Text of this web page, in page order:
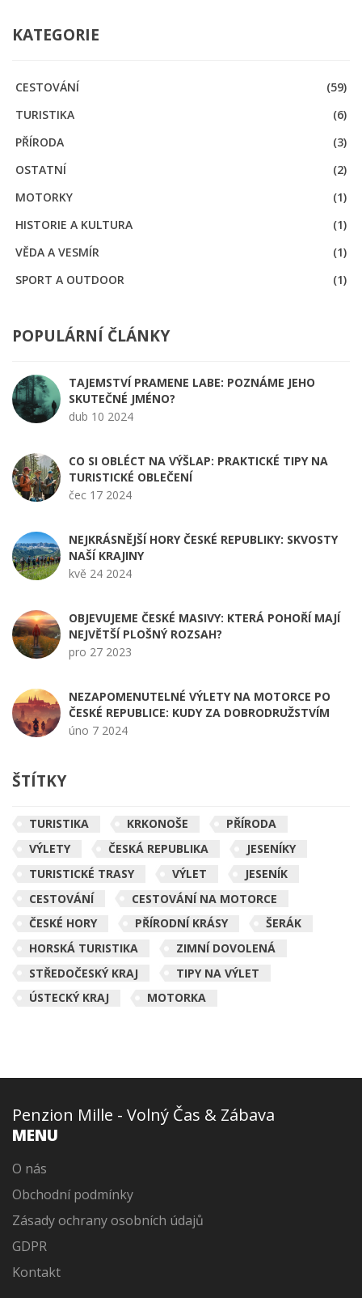
KATEGORIE
CESTOVÁNÍ
(59)
TURISTIKA
(6)
PŘÍRODA
(3)
OSTATNÍ
(2)
MOTORKY
(1)
HISTORIE A KULTURA
(1)
VĚDA A VESMÍR
(1)
SPORT A OUTDOOR
(1)
POPULÁRNÍ ČLÁNKY
TAJEMSTVÍ PRAMENE LABE: POZNÁME JEHO
SKUTEČNÉ JMÉNO?
dub 10 2024
CO SI OBLÉCT NA VÝŠLAP: PRAKTICKÉ TIPY NA
TURISTICKÉ OBLEČENÍ
čec 17 2024
NEJKRÁSNĚJŠÍ HORY ČESKÉ REPUBLIKY: SKVOSTY
NAŠÍ KRAJINY
kvě 24 2024
OBJEVUJEME ČESKÉ MASIVY: KTERÁ POHOŘÍ MAJÍ
NEJVĚTŠÍ PLOŠNÝ ROZSAH?
pro 27 2023
NEZAPOMENUTELNÉ VÝLETY NA MOTORCE PO
ČESKÉ REPUBLICE: KUDY ZA DOBRODRUŽSTVÍM
úno 7 2024
ŠTÍTKY
TURISTIKA KRKONOŠE
PŘÍRODA
VÝLETY
ČESKÁ REPUBLIKA
JESENÍKY
TURISTICKÉ TRASY
VÝLET
JESENÍK
CESTOVÁNÍ
CESTOVÁNÍ NA MOTORCE
ČESKÉ HORY
PŘÍRODNÍ KRÁSY
ŠERÁK
HORSKÁ TURISTIKA
ZIMNÍ DOVOLENÁ
STŘEDOČESKÝ KRAJ
TIPY NA VÝLET
ÚSTECKÝ KRAJ
MOTORKA
Penzion Mille - Volný Čas & Zábava
MENU
O nás
Obchodní podmínky
Zásady ochrany osobních údajů
GDPR
Kontakt